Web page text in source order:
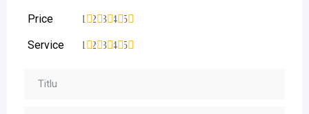
Price 5
4
3
2
1
Service 5
4
3
2
1